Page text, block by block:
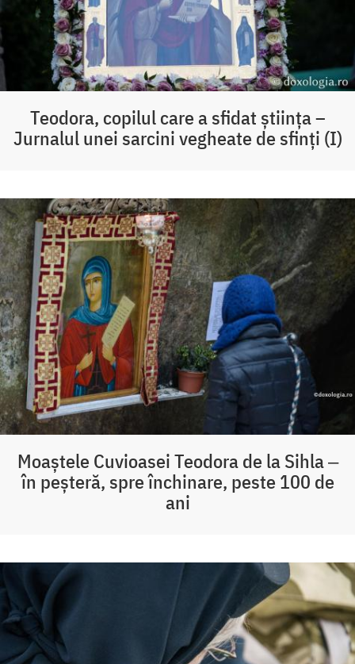
Teodora, copilul care a sfidat știința –
Jurnalul unei sarcini vegheate de sfinți (I)
Moaștele Cuvioasei Teodora de la Sihla ‒
în peșteră, spre închinare, peste 100 de
ani